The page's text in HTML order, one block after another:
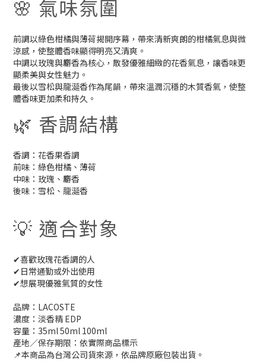
🌸 氣味氛圍
前調以綠色柑橘與薄荷揭開序幕，帶來清新爽朗的柑橘氣息與微
涼感，使整體香味顯得明亮又清爽。
中調以玫瑰與麝香為核心，散發優雅細緻的花香氣息，讓香味更
顯柔美與女性魅力。
最後以雪松與龍涎香作為尾韻，帶來溫潤沉穩的木質香氣，使整
體香味更加柔和持久。
🌿 香調結構
香調：花香果香調
前味：綠色柑橘、薄荷
中味：玫瑰、麝香
後味：雪松、龍涎香
💡 適合對象
✔喜歡玫瑰花香調的人
✔日常通勤或外出使用
✔想展現優雅氣質的女性
品牌：LACOSTE
濃度：淡香精 EDP
容量：35ml 50ml 100ml
產地／保存期限：依實際商品標示
📌本商品為台灣公司貨來源，依品牌原廠包裝出貨。